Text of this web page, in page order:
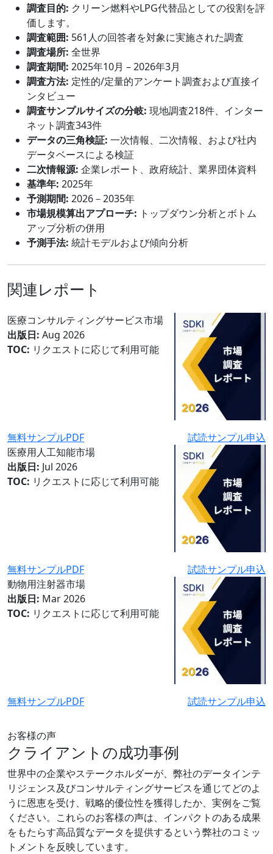
調査目的: クリーン燃料やLPG代替品としての役割を評
価します。
調査範囲: 561人の回答者を対象に実施された調査
調査場所: 全世界
調査期間: 2025年10月 – 2026年3月
調査方法: 定性的/定量的アンケート調査および直接イ
ンタビュー
調査サンプルサイズの分岐: 現地調査218件、インター
ネット調査343件
データの三角検証: 一次情報、二次情報、および社内
データベースによる検証
二次情報源: 企業レポート、政府統計、業界団体資料
基準年: 2025年
予測期間: 2026－2035年
市場規模算出アプローチ: トップダウン分析とボトム
アップ分析の併用
予測手法: 統計モデルおよび傾向分析
関連レポート
医療コンサルティングサービス市場
出版日: Aug 2026
TOC: リクエストに応じて利用可能
無料サンプルPDF
試読サンプル申込
医療用人工知能市場
出版日: Jul 2026
TOC: リクエストに応じて利用可能
無料サンプルPDF
試読サンプル申込
動物用注射器市場
出版日: Mar 2026
TOC: リクエストに応じて利用可能
無料サンプルPDF 試読サンプル申込
お客様の声
クライアントの成功事例
世界中の企業やステークホルダーが、弊社のデータインテ
リジェンス及びコンサルティングサービスを通じてどのよ
うに恩恵を受け、戦略的優位性を獲得したか、実例をご覧
ください。これらのお客様の声は、インパクトのある成果
をもたらす高品質なデータを提供するという弊社のコミッ
トメントを反映しています。